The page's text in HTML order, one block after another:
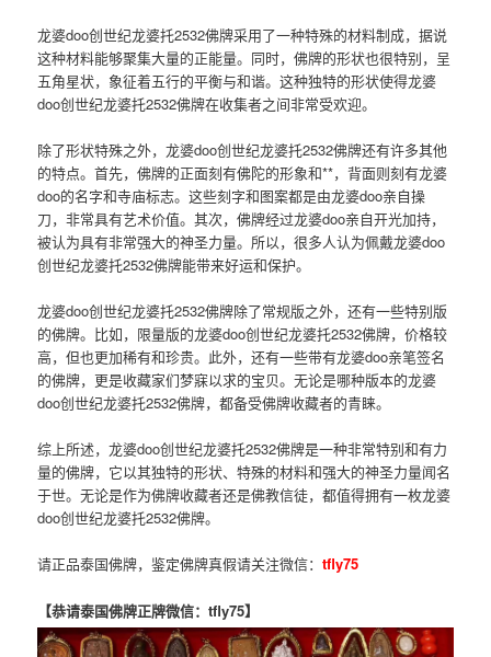
龙婆doo创世纪龙婆托2532佛牌采用了一种特殊的材料制成，据说
这种材料能够聚集大量的正能量。同时，佛牌的形状也很特别，呈
五角星状，象征着五行的平衡与和谐。这种独特的形状使得龙婆
doo创世纪龙婆托2532佛牌在收集者之间非常受欢迎。
除了形状特殊之外，龙婆doo创世纪龙婆托2532佛牌还有许多其他
的特点。首先，佛牌的正面刻有佛陀的形象和**，背面则刻有龙婆
doo的名字和寺庙标志。这些刻字和图案都是由龙婆doo亲自操
刀，非常具有艺术价值。其次，佛牌经过龙婆doo亲自开光加持，
被认为具有非常强大的神圣力量。所以，很多人认为佩戴龙婆doo
创世纪龙婆托2532佛牌能带来好运和保护。
龙婆doo创世纪龙婆托2532佛牌除了常规版之外，还有一些特别版
的佛牌。比如，限量版的龙婆doo创世纪龙婆托2532佛牌，价格较
高，但也更加稀有和珍贵。此外，还有一些带有龙婆doo亲笔签名
的佛牌，更是收藏家们梦寐以求的宝贝。无论是哪种版本的龙婆
doo创世纪龙婆托2532佛牌，都备受佛牌收藏者的青睐。
综上所述，龙婆doo创世纪龙婆托2532佛牌是一种非常特别和有力
量的佛牌，它以其独特的形状、特殊的材料和强大的神圣力量闻名
于世。无论是作为佛牌收藏者还是佛教信徒，都值得拥有一枚龙婆
doo创世纪龙婆托2532佛牌。
请正品泰国佛牌，鉴定佛牌真假请关注微信：tfly75
【恭请泰国佛牌正牌微信：tfly75】